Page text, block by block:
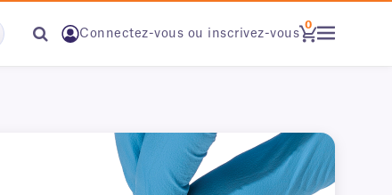
Connectez-vous ou inscrivez-vous
0